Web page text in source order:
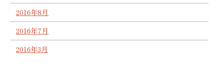
2016年8月
2016年7月
2016年3月